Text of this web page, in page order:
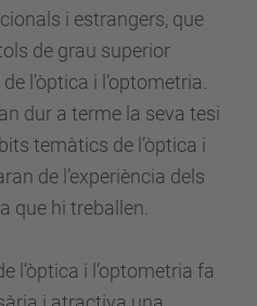
i estrangers, que
de grau superior
l’òptica i l’optometria.
dur a terme la seva tesi
temàtics de l’òptica i
de l’experiència dels
que hi treballen.
l’òptica i l’optometria fa